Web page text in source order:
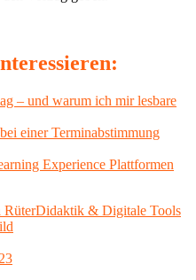
– und warum ich mir lesbare
einer Terminabstimmung
Experience Plattformen
RüterKategorien
Didaktik & Digitale Tools